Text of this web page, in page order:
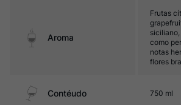
Aroma
Frutas
como
notas
flores
Contéudo 750 ml